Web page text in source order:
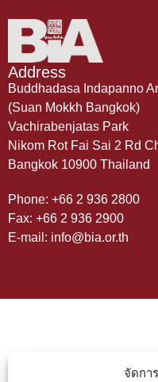
จัดกา
Address
Buddhadasa Indapanno
(Suan Mokkh Bangkok)
Vachirabenjatas Park
Nikom Rot Fai Sai 2 Rd
Bangkok 10900 Thailand
Phone: +66 2 936 2800
Fax: +66 2 936 2900
E-mail: info@bia.or.th